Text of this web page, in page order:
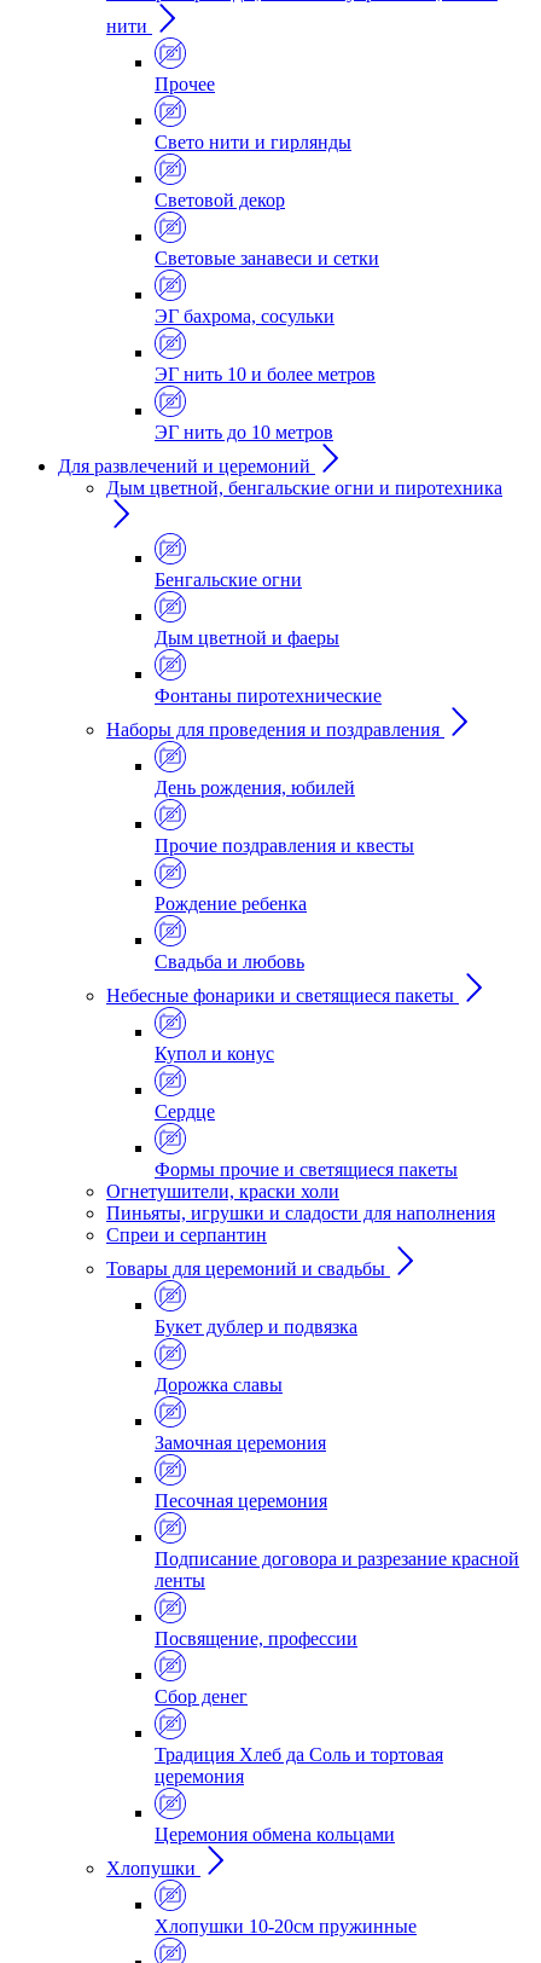
нити
Прочее
Свето нити и гирлянды
Световой декор
Световые занавеси и сетки
ЭГ бахрома, сосульки
ЭГ нить 10 и более метров
ЭГ нить до 10 метров
Для развлечений и церемоний
Дым цветной, бенгальские огни и пиротехника
Бенгальские огни
Дым цветной и фаеры
Фонтаны пиротехнические
Наборы для проведения и поздравления
День рождения, юбилей
Прочие поздравления и квесты
Рождение ребенка
Свадьба и любовь
Небесные фонарики и светящиеся пакеты
Купол и конус
Сердце
Формы прочие и светящиеся пакеты
Огнетушители, краски холи
Пиньяты, игрушки и сладости для наполнения
Спреи и серпантин
Товары для церемоний и свадьбы
Букет дублер и подвязка
Дорожка славы
Замочная церемония
Песочная церемония
Подписание договора и разрезание красной
ленты
Посвящение, профессии
Сбор денег
Традиция Хлеб да Соль и тортовая
церемония
Церемония обмена кольцами
Хлопушки
Хлопушки 10-20см пружинные